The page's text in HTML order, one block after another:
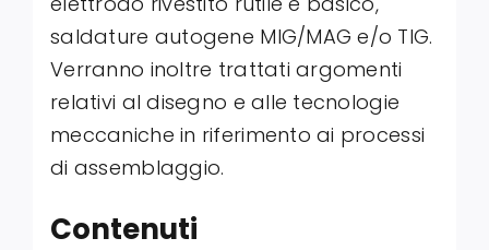
saldature autogene MIG/MAG e/o TIG.
Verranno inoltre trattati argomenti
relativi al disegno e alle tecnologie
meccaniche in riferimento ai processi
di assemblaggio.
Contenuti